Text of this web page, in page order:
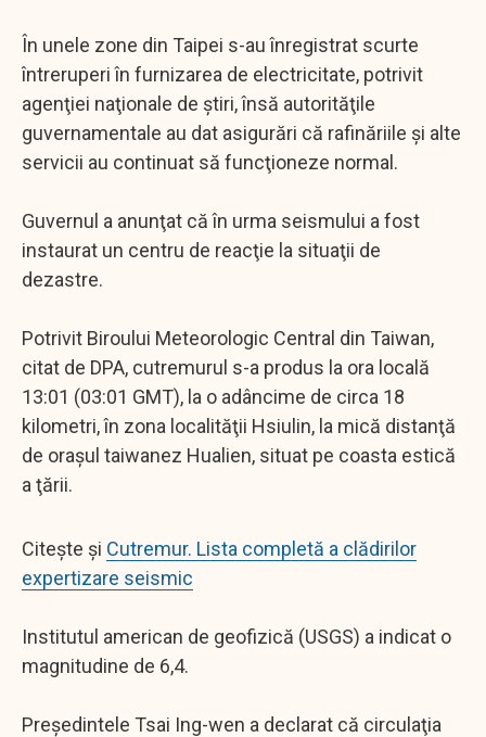
În unele zone din Taipei s-au înregistrat scurte
întreruperi în furnizarea de electricitate, potrivit
agenţiei naţionale de ştiri, însă autorităţile
guvernamentale au dat asigurări că rafinăriile şi alte
servicii au continuat să funcţioneze normal.
Guvernul a anunţat că în urma seismului a fost
instaurat un centru de reacţie la situaţii de
dezastre.
Potrivit Biroului Meteorologic Central din Taiwan,
citat de DPA, cutremurul s-a produs la ora locală
13:01 (03:01 GMT), la o adâncime de circa 18
kilometri, în zona localităţii Hsiulin, la mică distanţă
de oraşul taiwanez Hualien, situat pe coasta estică
a ţării.
Citește și Cutremur. Lista completă a clădirilor
expertizare seismic
Institutul american de geofizică (USGS) a indicat o
magnitudine de 6,4.
Preşedintele Tsai Ing-wen a declarat că circulaţia